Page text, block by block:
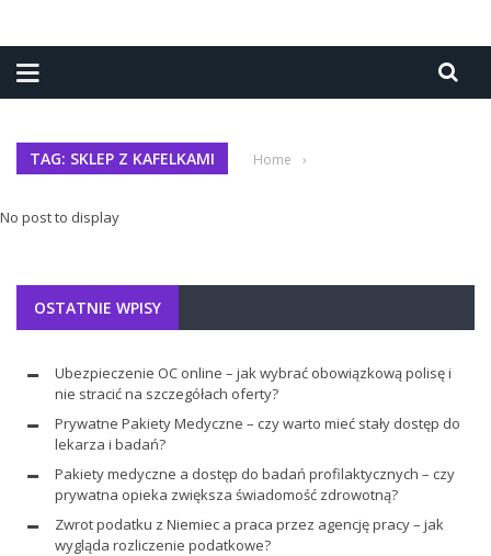
TAG: SKLEP Z KAFELKAMI Home ›
No post to display
OSTATNIE WPISY
Ubezpieczenie OC online – jak wybrać obowiązkową polisę i
nie stracić na szczegółach oferty?
Prywatne Pakiety Medyczne – czy warto mieć stały dostęp do
lekarza i badań?
Pakiety medyczne a dostęp do badań profilaktycznych – czy
prywatna opieka zwiększa świadomość zdrowotną?
Zwrot podatku z Niemiec a praca przez agencję pracy – jak
wygląda rozliczenie podatkowe?